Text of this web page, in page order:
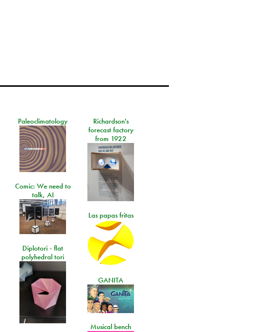
Paleoclimatology
Richardson's
forecast factory
from 1922
Comic: We need to
talk, AI
Las papas fritas
Diplotori - flat
polyhedral tori
GANITA
Musical bench